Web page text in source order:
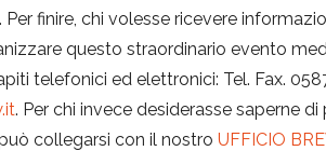
finire, chi volesse ricevere
questo straordinario evento
telefonici ed elettronici: Tel. Fax.
. Per chi invece desiderasse saperne di
collegarsi con il nostro UFFICIO